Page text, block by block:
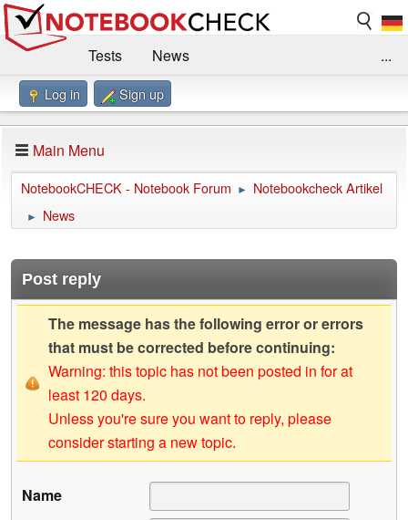
Tests
News
Benchmarks / Technik
Forum
Impressum
...
Log in Sign up
Main Menu
NotebookCHECK - Notebook Forum ► Notebookcheck Artikel
► News
Post reply
The message has the following error or errors
that must be corrected before continuing:
Warning: this topic has not been posted in for at
least 120 days.
Unless you're sure you want to reply, please
consider starting a new topic.
Name